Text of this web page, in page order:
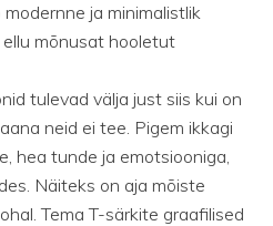
ja minimalistlik
mõnusat hooletut
tulevad välja just siis kui on
neid ei tee. Pigem ikkagi
hea tunde ja emotsiooniga,
Näiteks on aja mõiste
Tema T-särkite graafilised